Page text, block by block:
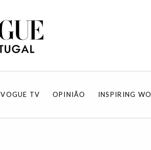
VOGUE TV OPINIÃO INSPIRING